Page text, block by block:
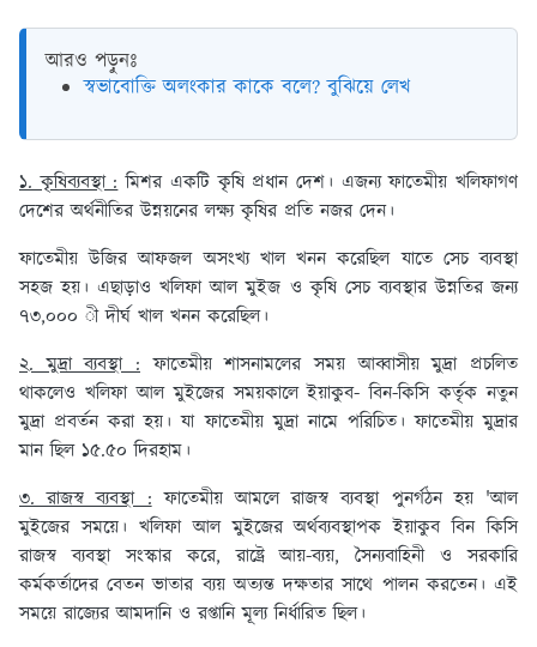
আরও পড়ুনঃ
স্বভাবোক্তি অলংকার কাকে বলে? বুঝিয়ে লেখ
১. কৃষিব্যবস্থা :মিশর একটি কৃষি প্রধান দেশ। এজন্য ফাতেমীয় খলিফাগণ
দেশের অর্থনীতির উন্নয়নের লক্ষ্য কৃষির প্রতি নজর দেন।
ফাতেমীয় উজির আফজল অসংখ্য খাল খনন করেছিল যাতে সেচ ব্যবস্থা
সহজ হয়। এছাড়াও খলিফা আল মুইজ ও কৃষি সেচ ব্যবস্থার উন্নতির জন্য
৭৩,০০০ ী দীর্ঘ খাল খনন করেছিল।
২. মুদ্রা ব্যবস্থা : ফাতেমীয় শাসনামলের সময় আব্বাসীয় মুদ্রা প্রচলিত
থাকলেও খলিফা আল মুইজের সময়কালে ইয়াকুব- বিন-কিসি কর্তৃক নতুন
মুদ্রা প্রবর্তন করা হয়। যা ফাতেমীয় মুদ্রা নামে পরিচিত। ফাতেমীয় মুদ্রার
মান ছিল ১৫.৫০ দিরহাম।
৩. রাজস্ব ব্যবস্থা :ফাতেমীয় আমলে রাজস্ব ব্যবস্থা পুনর্গঠন হয় 'আল
মুইজের সময়ে। খলিফা আল মুইজের অর্থব্যবস্থাপক ইয়াকুব বিন কিসি
রাজস্ব ব্যবস্থা সংস্কার করে, রাষ্ট্রে আয়-ব্যয়, সৈন্যবাহিনী ও সরকারি
কর্মকর্তাদের বেতন ভাতার ব্যয় অত্যন্ত দক্ষতার সাথে পালন করতেন। এই
সময়ে রাজ্যের আমদানি ও রপ্তানি মূল্য নির্ধারিত ছিল।